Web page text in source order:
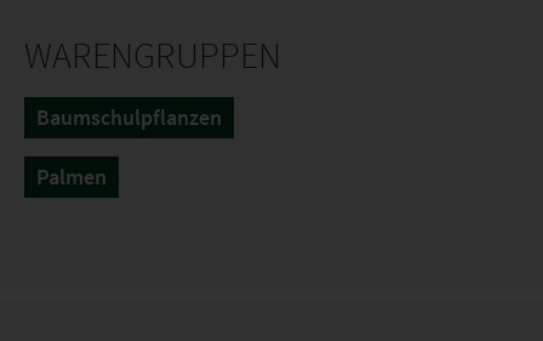
WARENGRUPPEN
Baumschulpflanzen
Palmen